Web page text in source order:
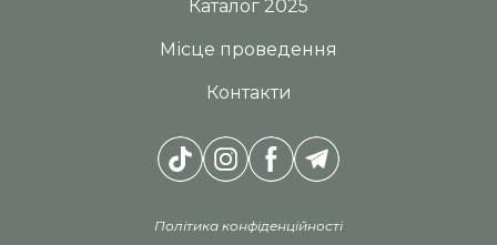
Каталог 2025
Місце проведення
Контакти
Політика конфіденційності